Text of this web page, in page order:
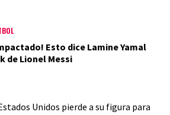
Esto dice Lamine Yamal
de Lionel Messi